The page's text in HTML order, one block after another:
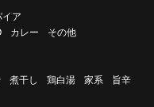
ア
カレー その他
煮干し 鶏白湯 家系
旨辛